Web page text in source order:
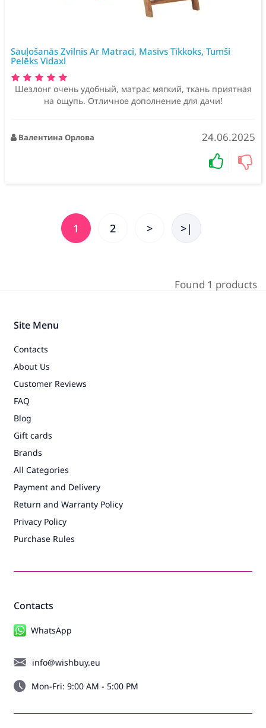
Sauļošanās Zvilnis Ar Matraci, Masīvs Tīkkoks, Tumši
Pelēks Vidaxl
Шезлонг очень удобный, матрас мягкий, ткань приятная
на ощупь. Отличное дополнение для дачи!
Валентина Орлова 24.06.2025
1 2 > >|
Found 1 products
Contacts
WhatsApp
info@wishbuy.eu
Mon-Fri: 9:00 AM - 5:00 PM
Site Menu
Contacts
About Us
Customer Reviews
FAQ
Blog
Gift cards
Brands
All Categories
Payment and Delivery
Return and Warranty Policy
Privacy Policy
Purchase Rules